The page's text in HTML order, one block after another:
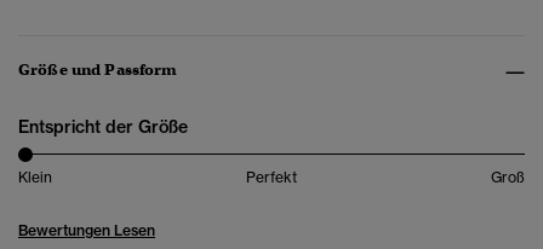
Größe und Passform
Entspricht der Größe
Klein Perfekt Groß
Bewertungen Lesen